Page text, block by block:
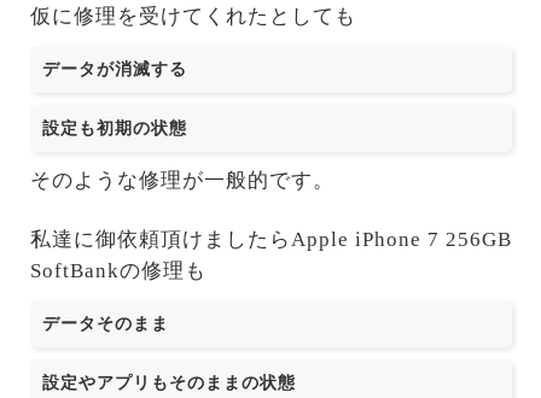
仮に修理を受けてくれたとしても
データが消滅する
設定も初期の状態
そのような修理が一般的です。
私達に御依頼頂けましたらApple iPhone 7 256GB
SoftBankの修理も
データそのまま
設定やアプリもそのままの状態